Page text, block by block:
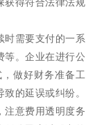
时需要支付的一系
等。企业在进行公
做好财务准备工
的延误或纠纷。
注意费用透明度务